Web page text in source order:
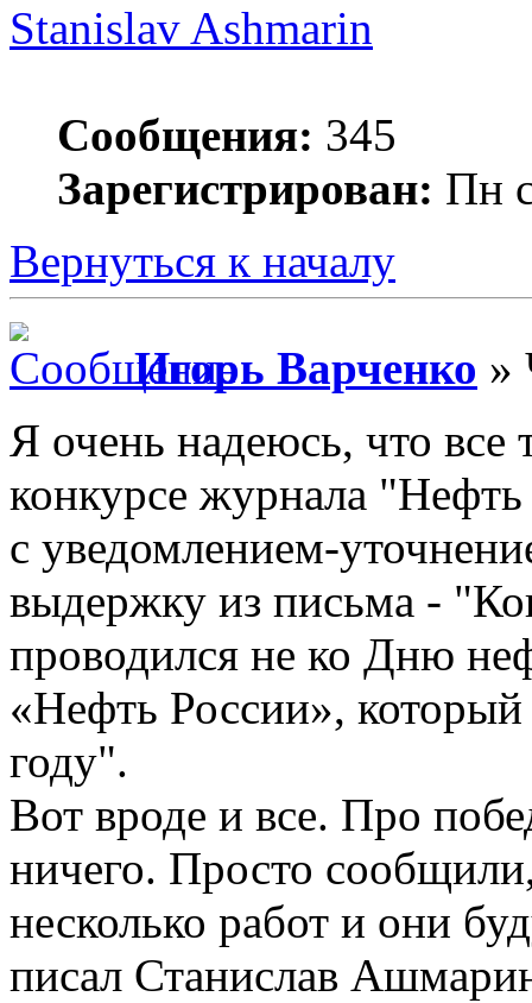
Stanislav Ashmarin
Сообщения: 345
Зарегистрирован: Пн
Вернуться к началу
Игорь Варченко »
Я очень надеюсь, что все
конкурсе журнала
с уведомлением-
выдержку из письма -
проводился не ко Дню
«Нефть России»,
году".
Вот вроде и все. Про
ничего. Просто
несколько работ и они
писал Станислав